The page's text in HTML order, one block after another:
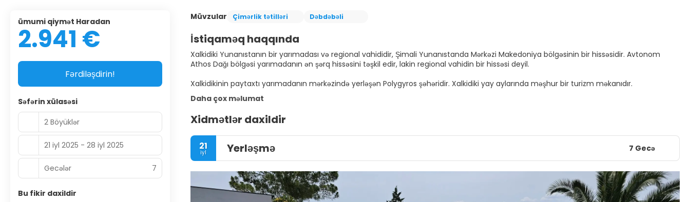
Müvzular Çimərlik tətilləri Dəbdəbəli
İstiqaməq haqqında
Xalkidiki Yunanıstanın bir yarımadası və regional vahididir, Şimali Yunanıstanda Mərkəzi Makedoniya bölgəsinin bir hissəsidir. Avtonom
Athos Dağı bölgəsi yarımadanın ən şərq hissəsini təşkil edir, lakin regional vahidin bir hissəsi deyil.
Xalkidikinin paytaxtı yarımadanın mərkəzində yerləşən Polygyros şəhəridir. Xalkidiki yay aylarında məşhur bir turizm məkanıdır.
Daha çox məlumat
Xidmətlər daxildir
21
iyl Yerləşmə 7 Gecə
ümumi qiymət Haradan
2.941 €
Fərdiləşdirin!
Səfərin xülasəsi
2 Böyüklər
21 iyl 2025 - 28 iyl 2025
Gecələr 7
Bu fikir daxildir